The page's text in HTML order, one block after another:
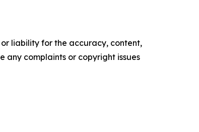
liability for the accuracy, content,
any complaints or copyright issues